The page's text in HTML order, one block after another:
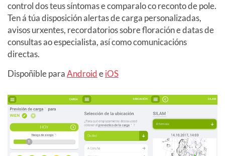
control dos teus síntomas e comparalo co reconto de pole.
Ten á túa disposición alertas de carga personalizadas,
avisos urxentes, recordatorios sobre floración e datas de
consultas ao especialista, así como comunicacións
directas.
Dispoñible paraAndroideiOS